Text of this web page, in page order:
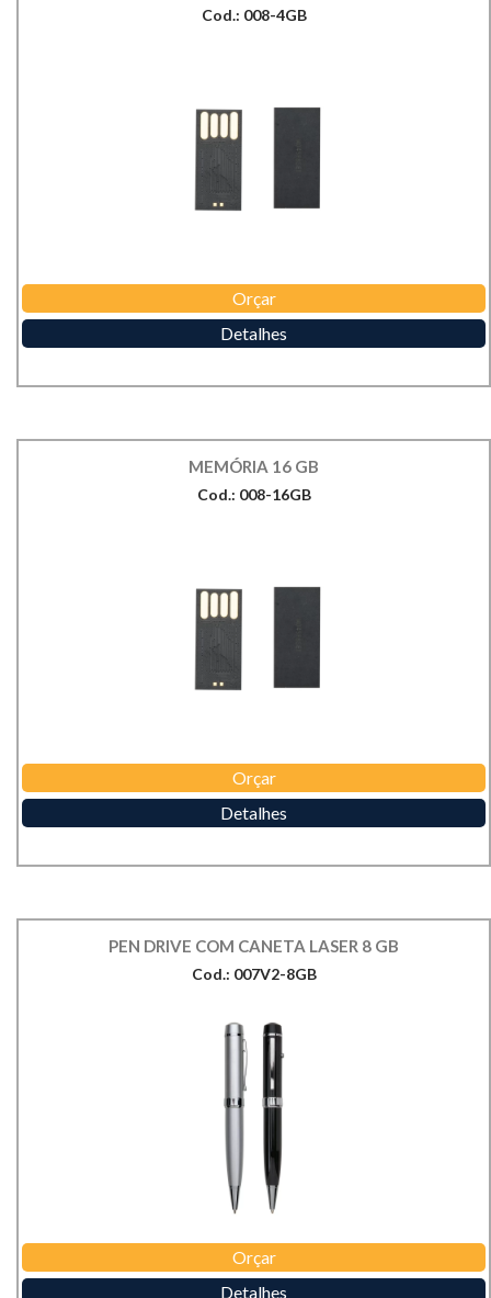
Cod.: 008-4GB
Orçar
Detalhes
MEMÓRIA 16 GB
Cod.: 008-16GB
Orçar
Detalhes
PEN DRIVE COM CANETA LASER 8 GB
Cod.: 007V2-8GB
Orçar
Detalhes